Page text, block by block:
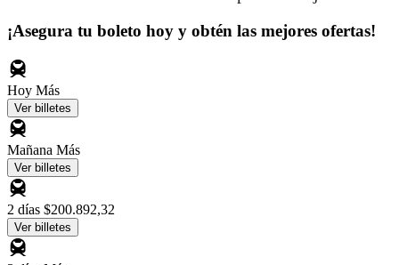
¡Asegura tu boleto hoy y obtén las mejores ofertas!
Hoy Más
Ver billetes
Mañana Más
Ver billetes
2 días $200.892,32
Ver billetes